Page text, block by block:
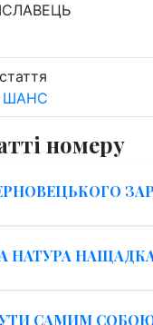
ШАНС
номеру
НАТУРА
САМИМ